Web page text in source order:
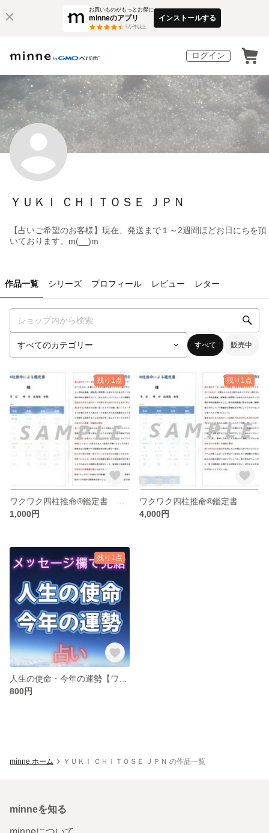
お買いものがもっとお得に
minneのアプリ
3万件以上
インストールする
ログイン
ＹＵＫＩ ＣＨＩＴＯＳＥ ＪＰＮ
【占いご希望のお客様】現在、発送まで１～2週間ほどお日にちを頂
いております。m(__)m
作品一覧 シリーズ プロフィール レビュー レター
すべて 販売中
残り1点
1,000円
残り1点
ワクワク四柱推命®鑑定書
4,000円
残り1点
800円
minne ホーム ＹＵＫＩ ＣＨＩＴＯＳＥ ＪＰＮ の作品一覧
minneを知る